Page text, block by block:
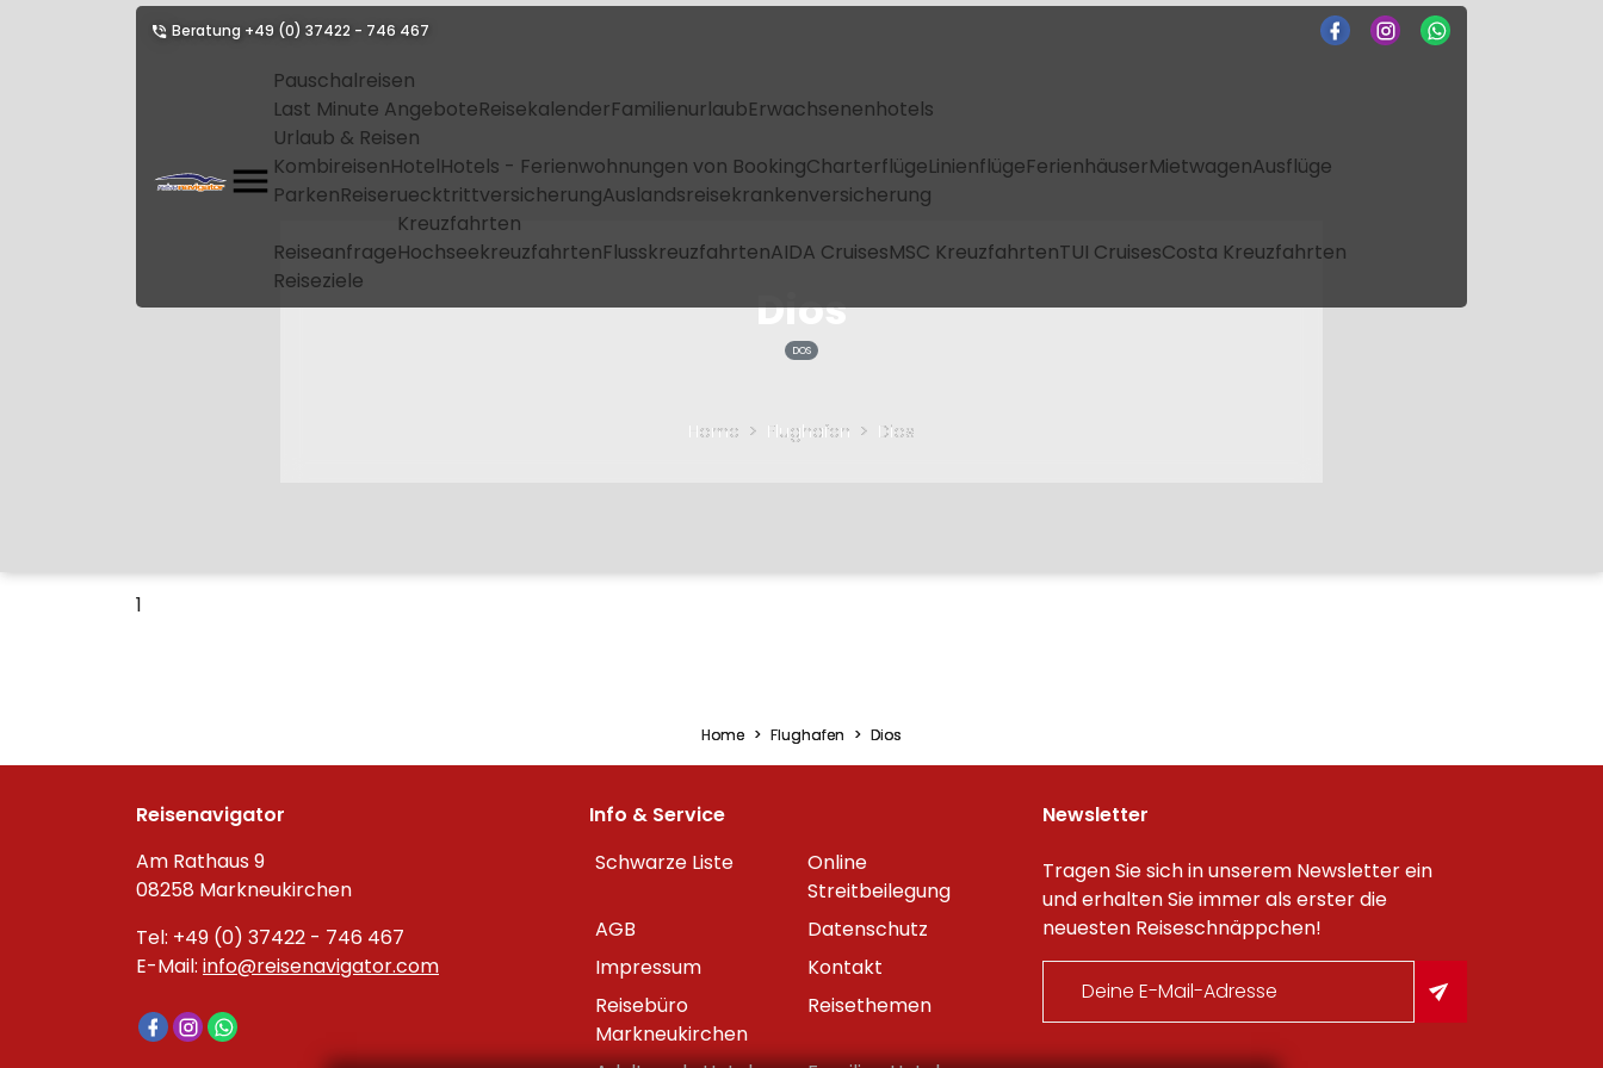
Beratung +49 (0) 37422 - 746 467
Pauschalreisen
Last Minute AngeboteReisekalenderFamilienurlaubErwachsenenhotels
Urlaub & Reisen
KombireisenHotelHotels - Ferienwohnungen von BookingCharterflügeLinienflügeFerienhäuserMietwagenAusflüge
ParkenReiseruecktrittversicherungAuslandsreisekrankenversicherung
Reiseanfrage
Kreuzfahrten
HochseekreuzfahrtenFlusskreuzfahrtenAIDA CruisesMSC KreuzfahrtenTUI CruisesCosta Kreuzfahrten
Reiseziele
Dios
DOS
Home Flughafen Dios
1
Home Flughafen Dios
Reisenavigator
Am Rathaus 9
08258 Markneukirchen
Tel: +49 (0) 37422 - 746 467
E-Mail: info@reisenavigator.com
Info & Service
Schwarze Liste
Online
Streitbeilegung
AGB
Datenschutz
Impressum
Kontakt
Reisebüro
Markneukirchen
Reisethemen
Newsletter
Tragen Sie sich in unserem Newsletter ein
und erhalten Sie immer als erster die
neuesten Reiseschnäppchen!